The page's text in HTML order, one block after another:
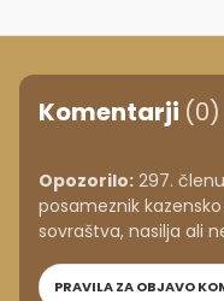
Komentarji (0)
Opozorilo: 297.
posameznik
sovraštva, nasilja ali
PRAVILA ZA OBJAVO